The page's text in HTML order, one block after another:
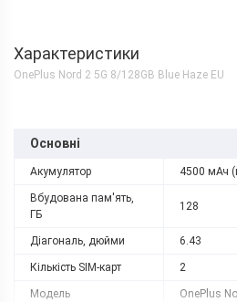
Характеристики
OnePlus Nord 2 5G 8/128GB Blue Haze EU
Основні
Акумулятор 4500 мАч
Вбудована пам'ять,
ГБ
128
Діагональ, дюйми 6.43
Кількість SIM-карт 2
Модель OnePlus